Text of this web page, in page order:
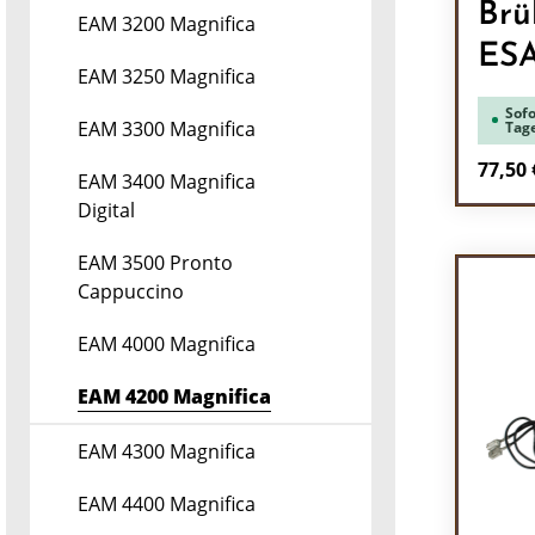
EAM 3200 Magnifica
EAM 3250 Magnifica
EAM 3300 Magnifica
EAM 3400 Magnifica
Digital
EAM 3500 Pronto
Cappuccino
EAM 4000 Magnifica
EAM 4200 Magnifica
EAM 4300 Magnifica
EAM 4400 Magnifica
77,50